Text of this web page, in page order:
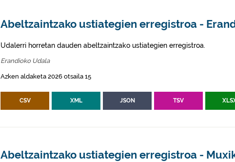
Abeltzaintzako ustiategien erregistroa -
Udalerri horretan dauden abeltzaintzako ustiategien erregistroa.
Erandioko Udala
Azken aldaketa 2026 otsaila 15
CSV XML JSON TSV
Abeltzaintzako ustiategien erregistroa -